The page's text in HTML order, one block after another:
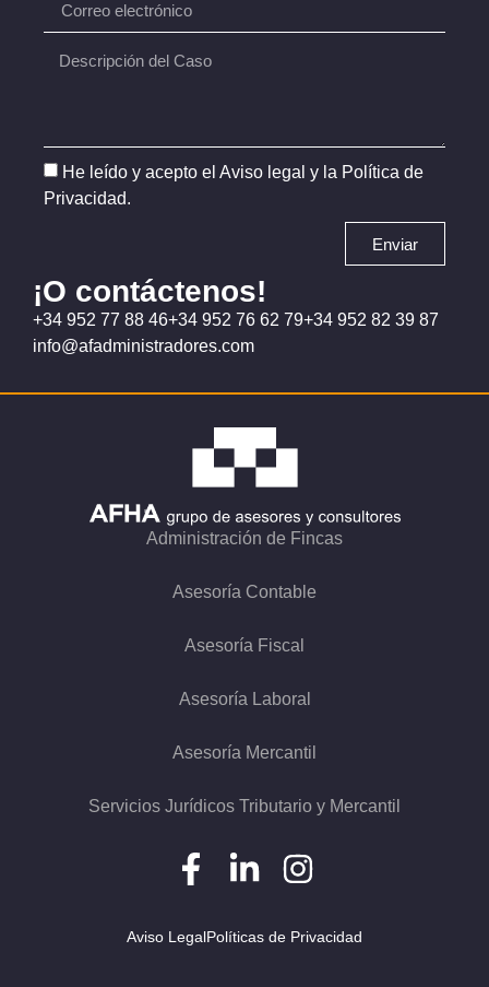
He leído y acepto el Aviso legal y la Política de
Privacidad.
Enviar
¡O contáctenos!
+34 952 77 88 46+34 952 76 62 79+34 952 82 39 87
info@afadministradores.com
Administración de Fincas
Asesoría Contable
Asesoría Fiscal
Asesoría Laboral
Asesoría Mercantil
Servicios Jurídicos Tributario y Mercantil
Aviso LegalPolíticas de Privacidad